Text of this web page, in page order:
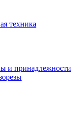
техника
и принадлежности